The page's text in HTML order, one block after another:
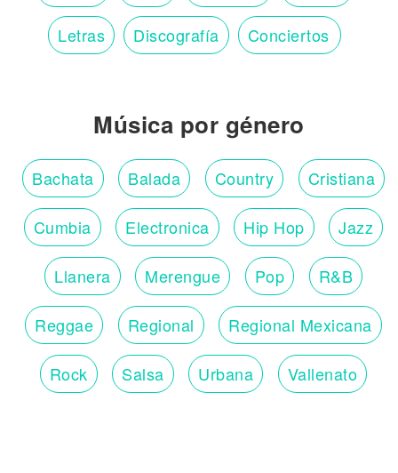
Letras Discografía Conciertos
Música por género
Bachata Balada Country Cristiana
Cumbia Electronica Hip Hop Jazz
Llanera Merengue Pop R&B
Reggae Regional Regional Mexicana
Rock Salsa Urbana Vallenato